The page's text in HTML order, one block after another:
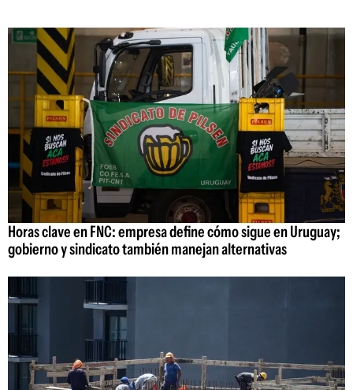
Horas clave en FNC: empresa define cómo sigue en Uruguay;
gobierno y sindicato también manejan alternativas